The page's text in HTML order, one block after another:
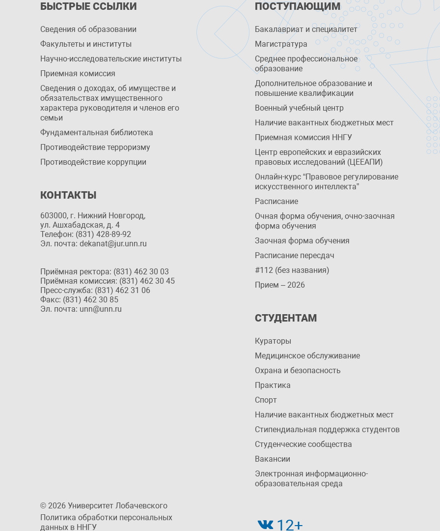
БЫСТРЫЕ ССЫЛКИ
Сведения об образовании
Факультеты и институты
Научно-исследовательские институты
Приемная комиссия
Сведения о доходах, об имуществе и
обязательствах имущественного
характера руководителя и членов его
семьи
Фундаментальная библиотека
Противодействие терроризму
Противодействие коррупции
КОНТАКТЫ
603000, г. Нижний Новгород,
ул. Ашхабадская, д. 4
Телефон: (831) 428-89-92
Эл. почта: dekanat@jur.unn.ru
Приёмная ректора: (831) 462 30 03
Приёмная комиссия: (831) 462 30 45
Пресс-служба: (831) 462 31 06
Факс: (831) 462 30 85
Эл. почта: unn@unn.ru
ПОСТУПАЮЩИМ
Бакалавриат и специалитет
Магистратура
Среднее профессиональное
образование
Дополнительное образование и
повышение квалификации
Военный учебный центр
Наличие вакантных бюджетных мест
Приемная комиссия ННГУ
Центр европейских и евразийских
правовых исследований (ЦЕЕАПИ)
Онлайн-курс “Правовое регулирование
искусственного интеллекта”
Расписание
Очная форма обучения, очно-заочная
форма обучения
Заочная форма обучения
Расписание пересдач
#112 (без названия)
Прием – 2026
СТУДЕНТАМ
Кураторы
Медицинское обслуживание
Охрана и безопасность
Практика
Спорт
Наличие вакантных бюджетных мест
Стипендиальная поддержка студентов
Студенческие сообщества
Вакансии
Электронная информационно-
образовательная среда
© 2026 Университет Лобачевского
Политика обработки персональных
данных в ННГУ
12+